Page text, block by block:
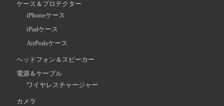
ケース＆プロテクター
iPhoneケース
iPadケース
AirPodsケース
ヘッドフォン＆スピーカー
電源＆ケーブル
ワイヤレスチャージャー
カメラ